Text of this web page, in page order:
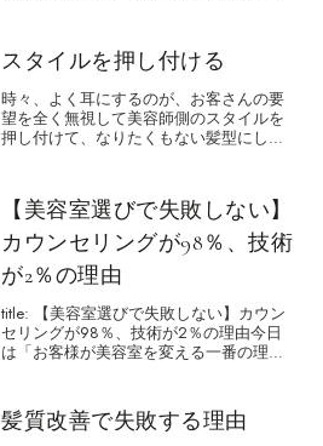
ので、そよ風が気持ちいい😊ブリスベン
の秋を楽しみながら...
スタイルを押し付ける
時々、よく耳にするのが、お客さんの要
望を全く無視して美容師側のスタイルを
押し付けて、なりたくもない髪型にしつ
って言うお客さんに、無理やりウンチク
並べて肉を食べさすような...
【美容室選びで失敗しない】
カウンセリングが98％、技術
が2％の理由
title: 【美容室選びで失敗しない】カウン
セリングが98％、技術が2％の理由今日
は「お客様が美容室を変える一番の理由
です。美容室の満足度は、ほぼカウンセ
リングで決ま...
髪質改善で失敗する理由